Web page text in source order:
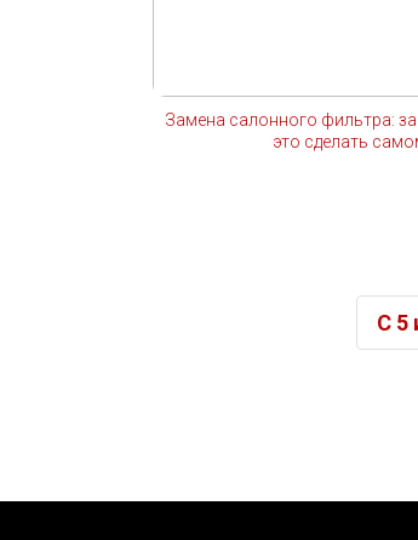
Замена салонного фильтра:
это сделать
С 5